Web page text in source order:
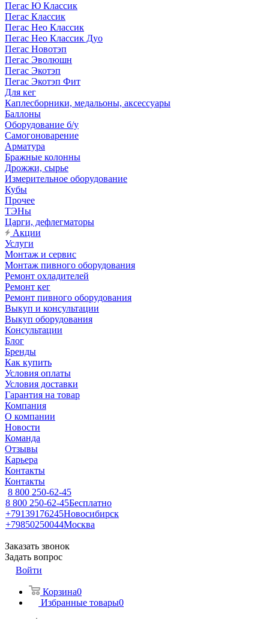
Пегас Ю Классик
Пегас Классик
Пегас Нео Классик
Пегас Нео Классик Дуо
Пегас Новотэп
Пегас Эволюшн
Пегас Экотэп
Пегас Экотэп Фит
Для кег
Каплесборники, медальоны, аксессуары
Баллоны
Оборудование б/у
Самогоноварение
Арматура
Бражные колонны
Дрожжи, сырье
Измерительное оборудование
Кубы
Прочее
ТЭНы
Царги, дефлегматоры
Акции
Услуги
Монтаж и сервис
Монтаж пивного оборудования
Ремонт охладителей
Ремонт кег
Ремонт пивного оборудования
Выкуп и консультации
Выкуп оборудования
Консультации
Блог
Бренды
Как купить
Условия оплаты
Условия доставки
Гарантия на товар
Компания
О компании
Новости
Команда
Отзывы
Карьера
Контакты
Контакты
8 800 250-62-45
8 800 250-62-45Бесплатно
+79139176245Новосибирск
+79850250044Москва
Заказать звонок
Задать вопрос
Войти
Корзина0
Избранные товары0